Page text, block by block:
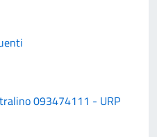
093474111 - URP